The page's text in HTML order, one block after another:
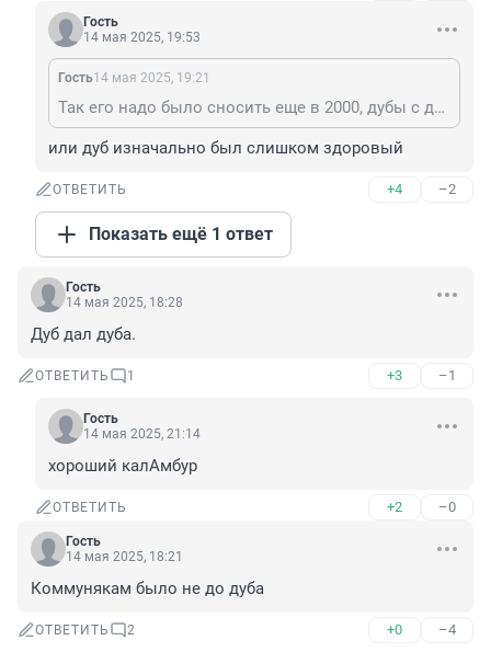
Гость
14 мая 2025, 19:53
Гость14 мая 2025, 19:21
Так его надо было сносить еще в 2000, дубы с дуплами около дорожек это опасно. А так 25 лет еще простоял. Значит молодцы, лечили хорошо
или дуб изначально был слишком здоровый
ОТВЕТИТЬ +4 –2
Показать ещё 1 ответ
Гость
14 мая 2025, 18:28
Дуб дал дуба.
ОТВЕТИТЬ 1 +3 –1
Гость
14 мая 2025, 21:14
хороший калАмбур
ОТВЕТИТЬ +2 –0
Гость
14 мая 2025, 18:21
Коммунякам было не до дуба
ОТВЕТИТЬ 2 +0 –4